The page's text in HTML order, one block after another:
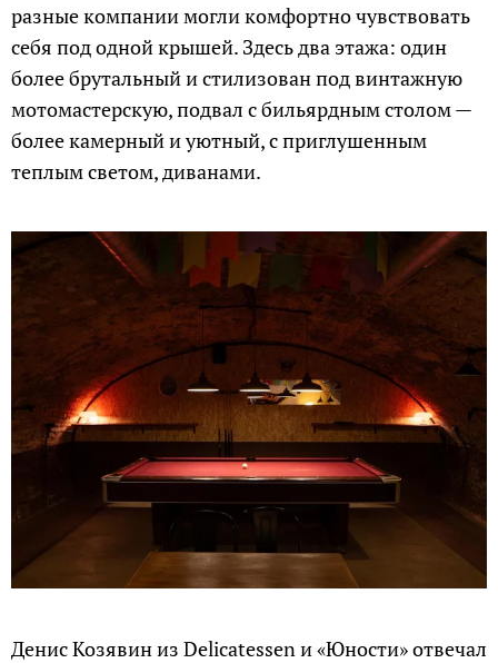
разные компании могли комфортно чувствовать
себя под одной крышей. Здесь два этажа: один
более брутальный и стилизован под винтажную
мотомастерскую, подвал с бильярдным столом —
более камерный и уютный, с приглушенным
теплым светом, диванами.
Денис Козявин из Delicatessen и «Юности» отвечал